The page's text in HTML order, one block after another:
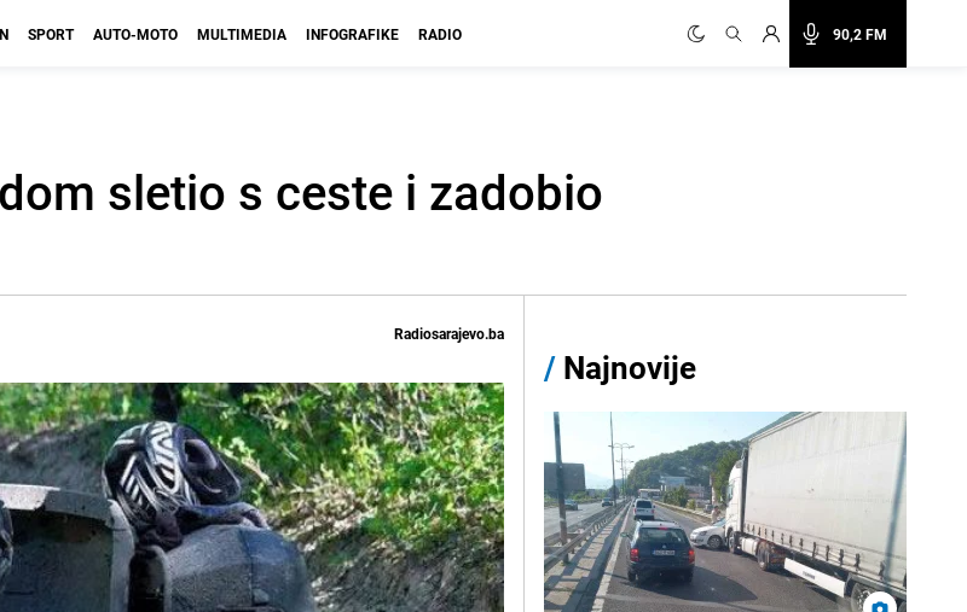
90,2 FM
SPORT AUTO-MOTO MULTIMEDIA INFOGRAFIKE RADIO
sletio s ceste i zadobio
Radiosarajevo.ba
/ Najnovije